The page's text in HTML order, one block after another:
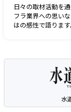
日々の取材活動を
フラ業界への思い
はの感性で語ります
水